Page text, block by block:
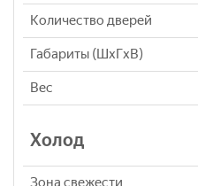
Количество дверей
Габариты (ШxГxВ)
Вес
Холод
Зона свежести